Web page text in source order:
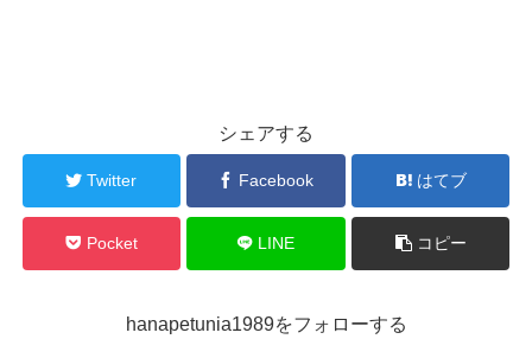
シェアする
Twitter Facebook はてブ
Pocket LINE コピー
hanapetunia1989をフォローする